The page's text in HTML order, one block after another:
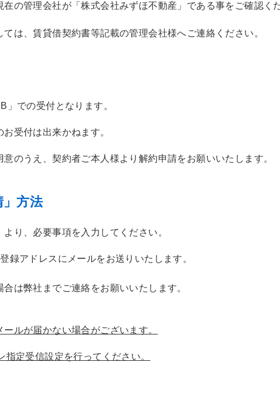
在の管理会社が「株式会社みずほ不動産」である事をご確認く
は、賃貸借契約書等記載の管理会社様へご連絡ください。
」での受付となります。
受付は出来かねます。
のうえ、契約者ご本人様より解約申請をお願いいたします。
」方法
より、必要事項を入力してください。
録アドレスにメールをお送りいたします。
は弊社までご連絡をお願いいたします。
ルが届かない場合がございます。
指定受信設定を行ってください。